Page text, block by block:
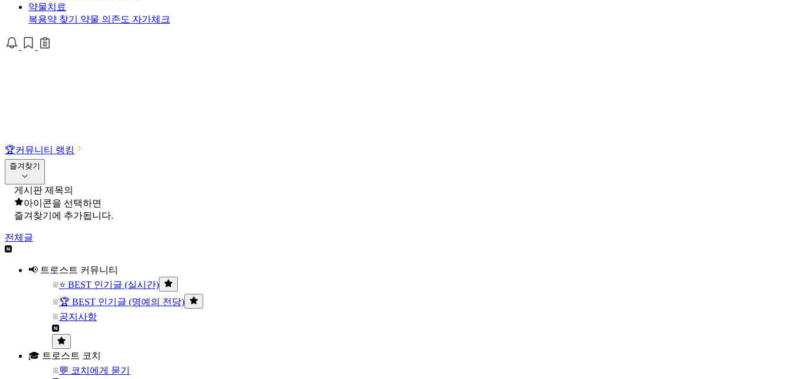
약물치료
복용약 찾기 약물 의존도 자가체크
🏆커뮤니티 랭킹
즐겨찾기
게시판 제목의
아이콘을 선택하면
즐겨찾기에 추가됩니다.
전체글
📢 트로스트 커뮤니티
⭐ BEST 인기글 (실시간)
🏆 BEST 인기글 (명예의 전당)
공지사항
🎓 트로스트 코치
💬 코치에게 묻기